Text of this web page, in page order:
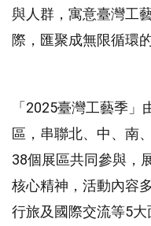
與人群，寓意臺灣工
際，匯聚成無限循環
「2025臺灣工藝季
區，串聯北、中、南
38個展區共同參與，
核心精神，活動內容
行旅及國際交流等5